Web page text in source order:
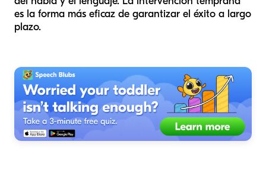
es la forma más eficaz de garantizar el éxito a largo
plazo.